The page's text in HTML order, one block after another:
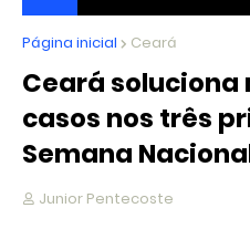
JORNALISMO
CRÍTICO
Página inicial Ceará
Ceará soluciona
casos nos três
Semana
Junior Pentecoste